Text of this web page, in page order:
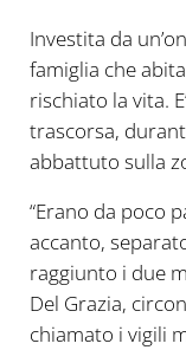
Investita da
famiglia che
rischiato la vita.
trascorsa,
abbattuto sulla
“Erano da poco
accanto,
raggiunto i due
Del Grazia,
chiamato i vigili